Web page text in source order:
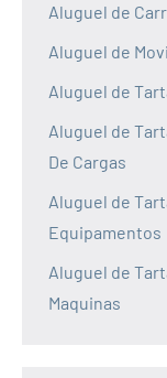
Aluguel de
Aluguel de
Aluguel de
Aluguel de
De Cargas
Aluguel de
Equipamentos
Aluguel de
Maquinas